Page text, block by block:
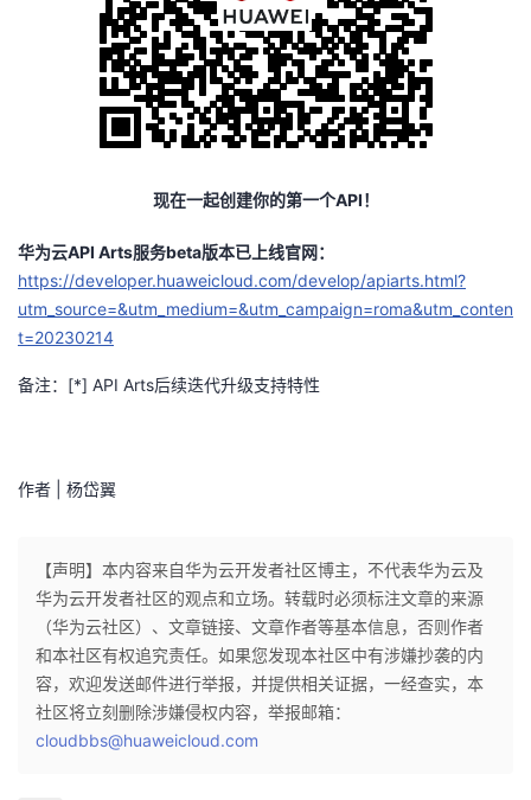
现在一起创建你的第一个API！
华为云API Arts服务beta版本已上线官网：
https://developer.huaweicloud.com/develop/apiarts.html?
utm_source=&utm_medium=&utm_campaign=roma&utm_conten
t=20230214
备注：[*] API Arts后续迭代升级支持特性
作者 | 杨岱翼
【声明】本内容来自华为云开发者社区博主，不代表华为云及
华为云开发者社区的观点和立场。转载时必须标注文章的来源
（华为云社区）、文章链接、文章作者等基本信息，否则作者
和本社区有权追究责任。如果您发现本社区中有涉嫌抄袭的内
容，欢迎发送邮件进行举报，并提供相关证据，一经查实，本
社区将立刻删除涉嫌侵权内容，举报邮箱：
cloudbbs@huaweicloud.com